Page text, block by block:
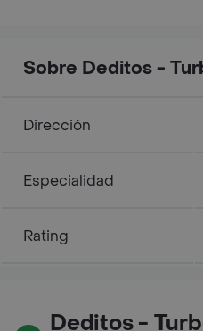
Sobre Deditos -
Dirección
Especialidad
Rating
Deditos -